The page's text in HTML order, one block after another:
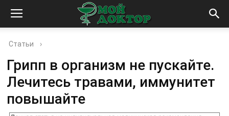
Статьи ›
Грипп в организм не пускайте.
Лечитесь травами, иммунитет
повышайте